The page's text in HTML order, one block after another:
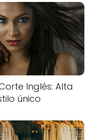
Inglés: Alta
único